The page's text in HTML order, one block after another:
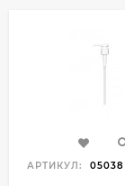
АРТИКУЛ: 05038